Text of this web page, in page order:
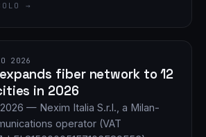
→
2026
fiber network to 12
in 2026
— Nexim Italia S.r.l., a Milan-
operator (VAT